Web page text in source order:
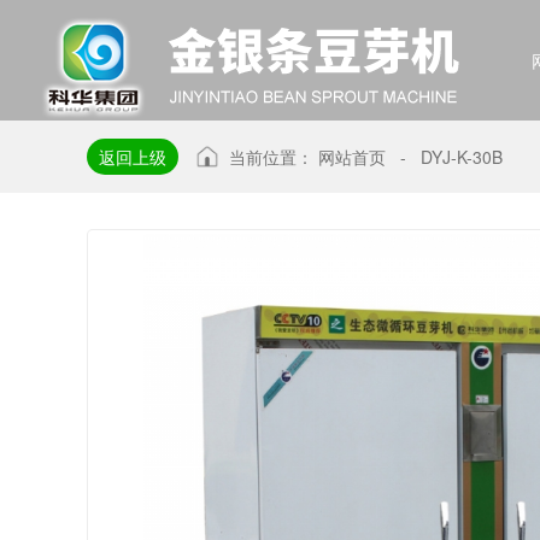
返回上级 当前位置： 网站首页 - DYJ-K-30B